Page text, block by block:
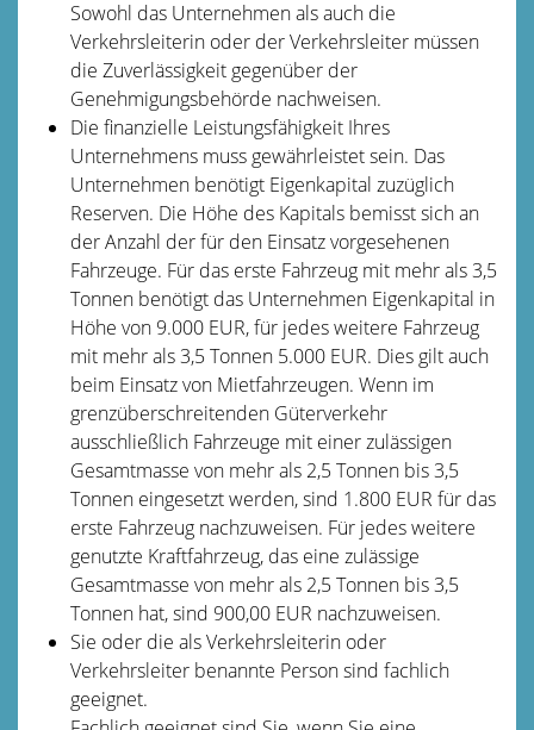
Sowohl das Unternehmen als auch die
Verkehrsleiterin oder der Verkehrsleiter müssen
die Zuverlässigkeit gegenüber der
Genehmigungsbehörde nachweisen.
Die finanzielle Leistungsfähigkeit Ihres
Unternehmens muss gewährleistet sein. Das
Unternehmen benötigt Eigenkapital zuzüglich
Reserven. Die Höhe des Kapitals bemisst sich an
der Anzahl der für den Einsatz vorgesehenen
Fahrzeuge. Für das erste Fahrzeug mit mehr als 3,5
Tonnen benötigt das Unternehmen Eigenkapital in
Höhe von 9.000 EUR, für jedes weitere Fahrzeug
mit mehr als 3,5 Tonnen 5.000 EUR. Dies gilt auch
beim Einsatz von Mietfahrzeugen. Wenn im
grenzüberschreitenden Güterverkehr
ausschließlich Fahrzeuge mit einer zulässigen
Gesamtmasse von mehr als 2,5 Tonnen bis 3,5
Tonnen eingesetzt werden, sind 1.800 EUR für das
erste Fahrzeug nachzuweisen. Für jedes weitere
genutzte Kraftfahrzeug, das eine zulässige
Gesamtmasse von mehr als 2,5 Tonnen bis 3,5
Tonnen hat, sind 900,00 EUR nachzuweisen.
Sie oder die als Verkehrsleiterin oder
Verkehrsleiter benannte Person sind fachlich
geeignet.